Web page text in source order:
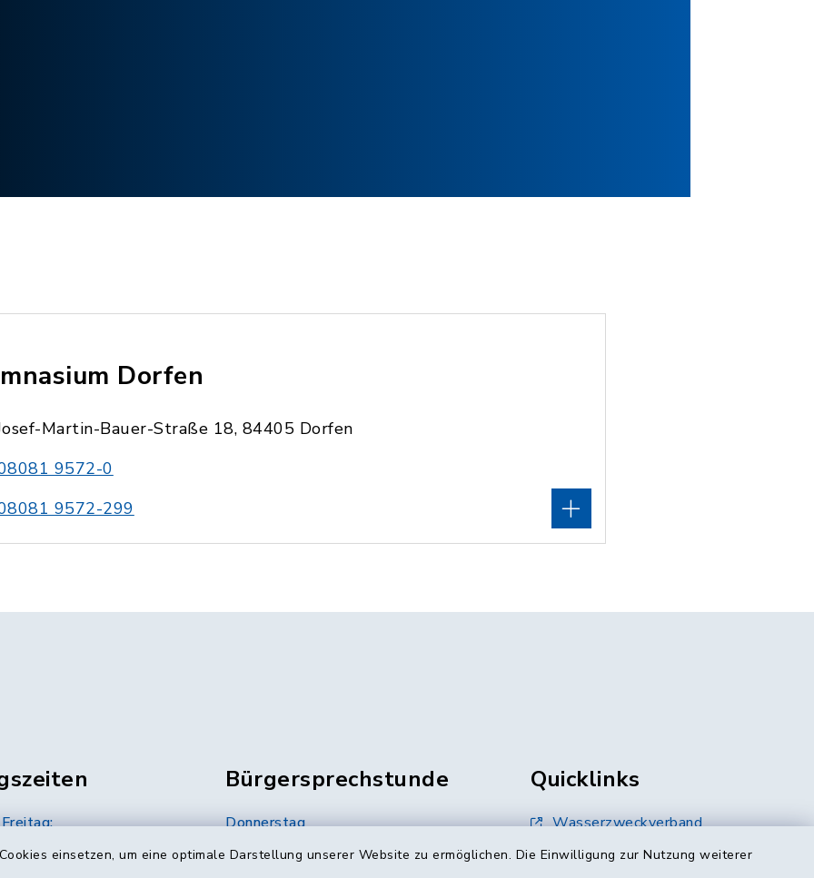
einsetzen, um eine optimale Darstellung unserer Website zu ermöglichen. Die Einwilligung zur Nutzung weiterer
Dorfen
Martin-Bauer-Straße 18, 84405 Dorfen
9572-0
9572-299
Uhr
Bürgersprechstunde
Donnerstag
16.00 bis 18.00 Uhr
Quicklinks
Wasserzweckverband
Landratsamt Mühldorf